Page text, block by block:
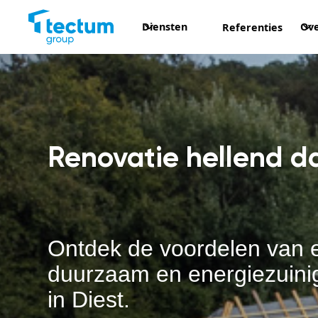
Diensten Referenties
Renovatie hellend
Ontdek de voordelen van
duurzaam en
in Diest.